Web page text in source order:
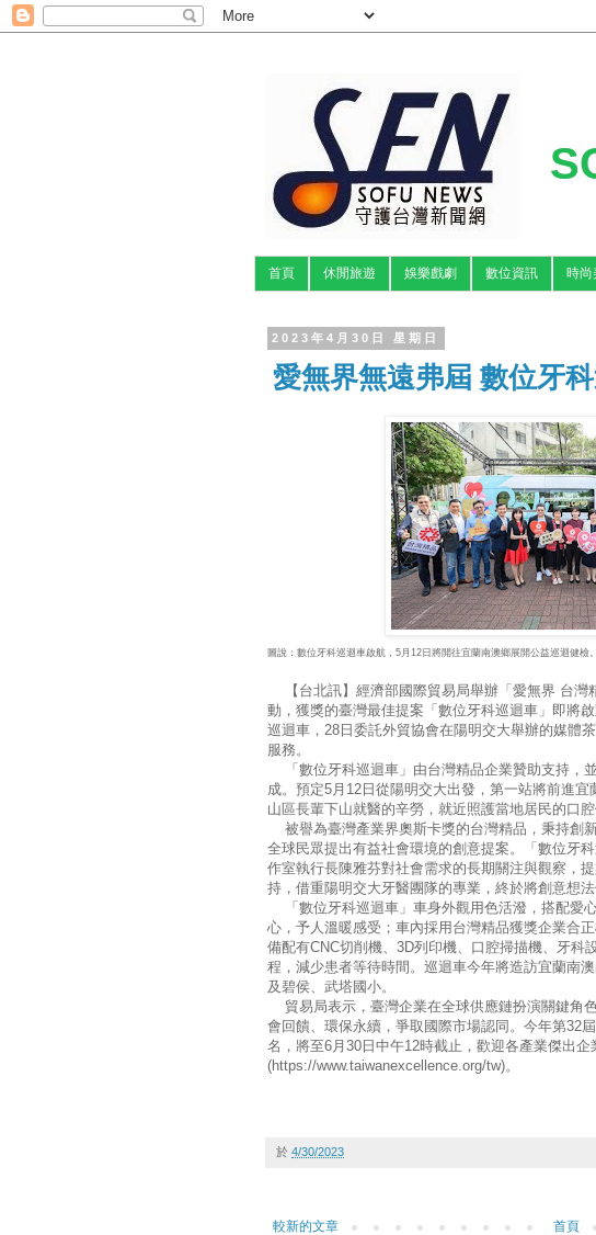
首頁 休閒旅遊 娛樂戲劇 數位資訊 時尚
2023年4月30日 星期日
愛無界無遠弗屆 數位牙
圖說：數位牙科巡迴車啟航，5月12日將開往宜蘭南澳鄉展開公益巡迴健檢。
【台北訊】經濟部國際貿易局舉辦「愛無界 台灣
動， 獲獎的臺灣最佳提案「數位牙科巡迴車」即將
巡迴車，28日委託外貿協會在陽明交大舉辦的媒體
服務。
「數位牙科巡迴車」由台灣精品企業贊助支持，
成。預定5月12日從陽明交大出發，第一站將前進
山區長輩下山就醫的辛勞，就近照護當地居民的口腔
被譽為臺灣產業界奧斯卡獎的台灣精品，秉持創
全球民眾提出有益社會環境的創意提案。「數位牙
作室執行長陳雅芬對社會需求的長期關注與觀察，
持，借重陽明交大牙醫團隊的專業，終於將創意想法
「數位牙科巡迴車」車身外觀用色活潑，搭配愛
心，予人溫暖感受；車內採用台灣精品獲獎企業合
備配有CNC切削機、3D列印機、口腔掃描機、牙科
程，減少患者等待時間。巡迴車今年將造訪宜蘭南
及碧侯、武塔國小。
貿易局表示，臺灣企業在全球供應鏈扮演關鍵角
會回饋、環保永續，爭取國際市場認同。今年第32
名，將至6月30日中午12時截止，歡迎各產業傑出
(https://www.taiwanexcellence.org/tw)。
於 4/30/2023
較新的文章 首頁